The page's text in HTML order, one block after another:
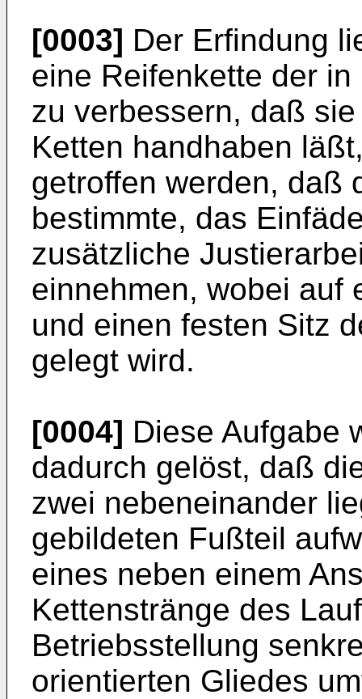
[0003] Der Erfindung
eine Reifenkette der
zu verbessern, daß
Ketten handhaben
getroffen werden, daß
bestimmte, das
zusätzliche
einnehmen, wobei auf
und einen festen Sitz
gelegt wird.
[0004] Diese Aufgabe
dadurch gelöst, daß
zwei nebeneinander
gebildeten Fußteil
eines neben einem
Kettenstränge des
Betriebsstellung
orientierten Gliedes